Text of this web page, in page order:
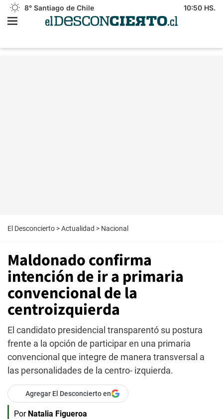
8° Santiago de Chile 10:50 HS.
El Desconcierto >Actualidad > Nacional
Maldonado confirma
intención de ir a primaria
convencional de la
centroizquierda
El candidato presidencial transparentó su postura
frente a la opción de participar en una primaria
convencional que integre de manera transversal a
las personalidades de la centro- izquierda.
Agregar El Desconcierto en
Por Natalia Figueroa